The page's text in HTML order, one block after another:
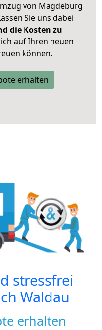
von Magdeburg
Sie uns dabei
die Kosten zu
auf Ihren neuen
können.
erhalten
stressfrei
Waldau
erhalten